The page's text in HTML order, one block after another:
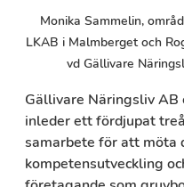
Monika Sammelin,
LKAB i Malmberget och
vd Gällivare
Gällivare Näringsliv AB
inleder ett fördjupat
samarbete för att möta
kompetensutveckling